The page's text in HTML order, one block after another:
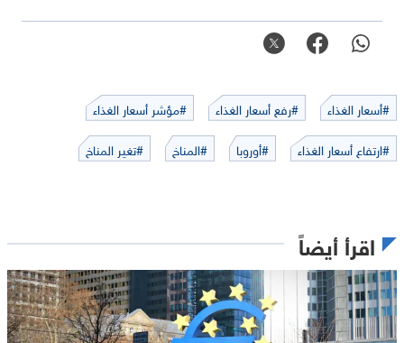
#أسعار الغذاء #رفع أسعار الغذاء
#مؤشر أسعار الغذاء
#ارتفاع أسعار الغذاء
#أوروبا #المناخ #تغير المناخ
اقرأ أيضاً